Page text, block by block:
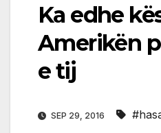
Ka edhe
Amerikën
e tij
SEP 29, 2016